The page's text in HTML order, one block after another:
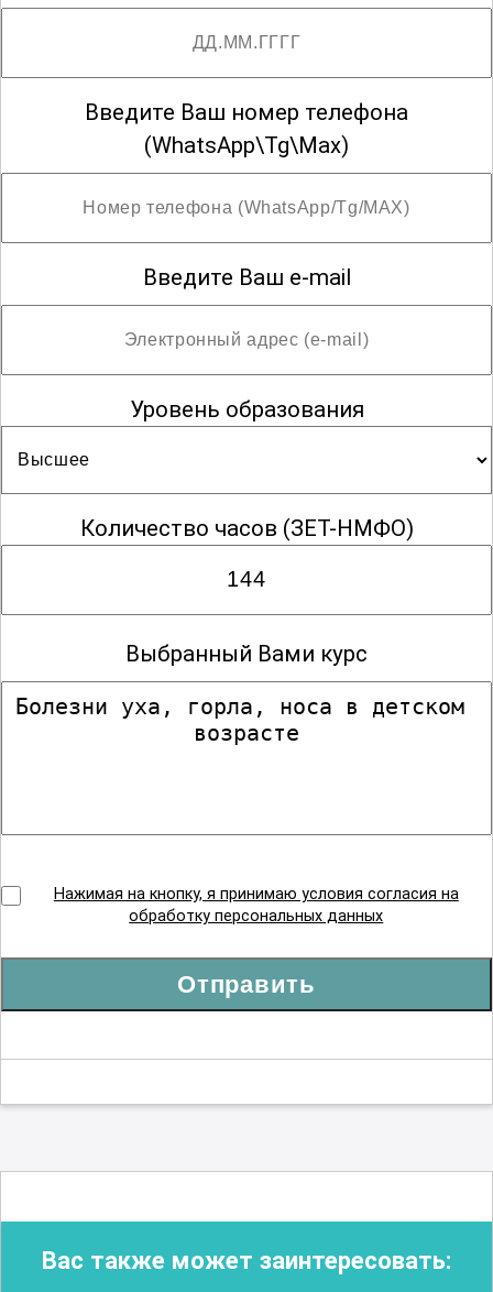
Введите Ваш номер телефона
(WhatsApp\Tg\Max)
Введите Ваш e-mail
Уровень образования
Количество часов (ЗЕТ-НМФО)
Выбранный Вами курс
Нажимая на кнопку, я принимаю условия согласия на
обработку персональных данных
Отправить
Вас также может заинтересовать: